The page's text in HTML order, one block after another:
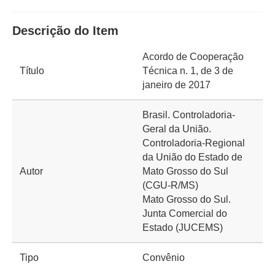
Descrição do Item
Título
Acordo de Cooperação
Técnica n. 1, de 3 de
janeiro de 2017
Autor
Brasil. Controladoria-
Geral da União.
Controladoria-Regional
da União do Estado de
Mato Grosso do Sul
(CGU-R/MS)
Mato Grosso do Sul.
Junta Comercial do
Estado (JUCEMS)
Tipo Convênio